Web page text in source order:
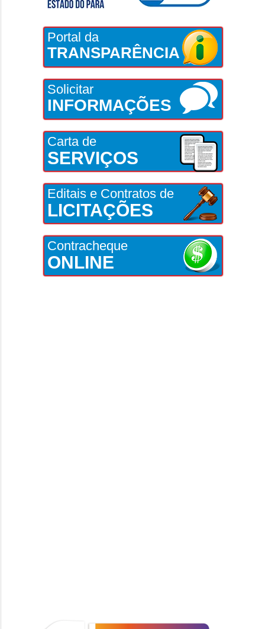
Portal da
TRANSPARÊNCIA
Solicitar
INFORMAÇÕES
Carta de
SERVIÇOS
Editais e Contratos de
LICITAÇÕES
Contracheque
ONLINE